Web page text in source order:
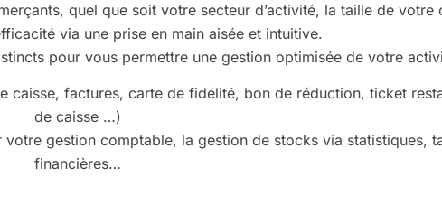
quel que soit votre secteur d’activité, la taille de votre
via une prise en main aisée et intuitive.
pour vous permettre une gestion optimisée de votre
caisse, factures, carte de fidélité, bon de réduction, ticket
de caisse …)
gestion comptable, la gestion de stocks via statistiques,
financières…